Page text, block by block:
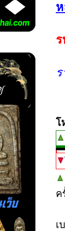
โ
เ